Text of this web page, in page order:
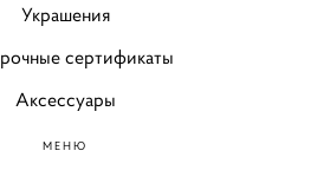
Украшения
сертификаты
Аксессуары
МЕНЮ